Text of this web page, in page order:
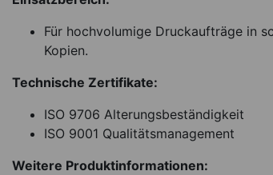
Für hochvolumige Druckaufträge in
Kopien.
Technische Zertifikate:
ISO 9706 Alterungsbeständigkeit
ISO 9001 Qualitätsmanagement
Weitere Produktinformationen: